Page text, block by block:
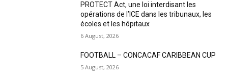
PROTECT Act, une loi interdisant les
opérations de l’ICE dans les tribunaux, les
écoles et les hôpitaux
6 August, 2026
FOOTBALL – CONCACAF CARIBBEAN CUP
5 August, 2026